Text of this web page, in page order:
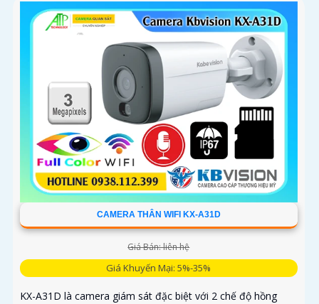
CAMERA THÂN WIFI KX-A31D
Giá Bán: liên hệ
Giá Khuyến Mại: 5%-35%
KX-A31D là camera giám sát đặc biệt với 2 chế độ hồng